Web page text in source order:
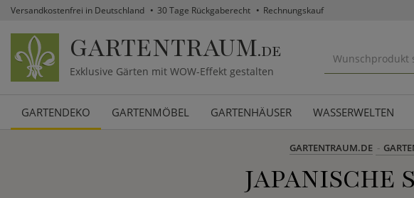
Versandkostenfrei in Deutschland 30 Tage Rückgaberecht Rechnungskauf
GARTENTRAUM.DE
Exklusive Gärten mit WOW-Effekt gestalten
GARTENDEKO GARTENMÖBEL GARTENHÄUSER WASSERWELTEN
GARTENTRAUM.DE
JAPANISCHE